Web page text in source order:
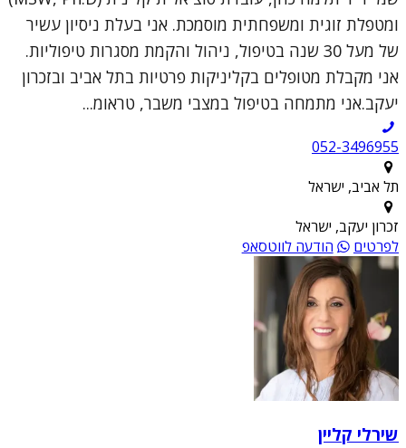
ומטפלת זוגית ומשפחתית מוסמכת. אני בעלת ניסיון עשיר
של מעל 30 שנה בטיפול, ניהול והקמת מסגרות טיפוליות.
אני מקבלת מטופלים בקליניקות פרטיות בתל אביב ובזכרון
יעקב.אני מתמחה בטיפול במצבי משבר, טראומ...
052-3496955
תל אביב, ישראל
זכרון יעקב, ישראל
לפרטים
הודעה לווטסאפ
שירלי קליין